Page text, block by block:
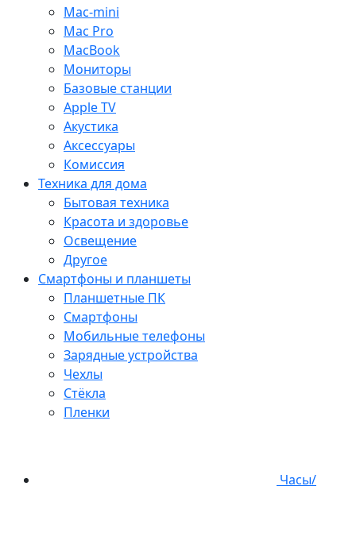
Mac-mini
Mac Pro
MacBook
Мониторы
Базовые станции
Apple TV
Акустика
Аксессуары
Комиссия
Техника для дома
Бытовая техника
Красота и здоровье
Освещение
Другое
Смартфоны и планшеты
Планшетные ПК
Смартфоны
Мобильные телефоны
Зарядные устройства
Чехлы
Стёкла
Пленки
Часы/